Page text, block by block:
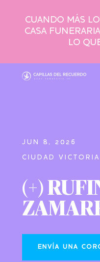
CUANDO MÁS
CASA
LO
JUN 8, 2026
CIUDAD VICTORIA
(+)
ENVÍA UNA